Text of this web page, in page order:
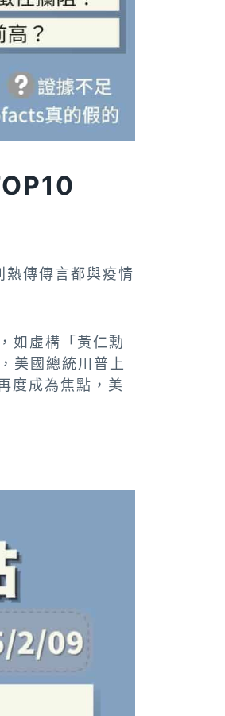
熱傳傳言都與疫情
如虛構「黃仁勳
美國總統川普上
度成為焦點，美